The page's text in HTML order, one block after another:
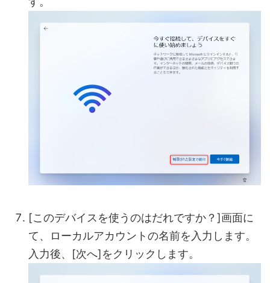
[このデバイスを使うのはだれですか？]画面に
て、ローカルアカウントの名前を入力します。
入力後、[次へ]をクリックします。